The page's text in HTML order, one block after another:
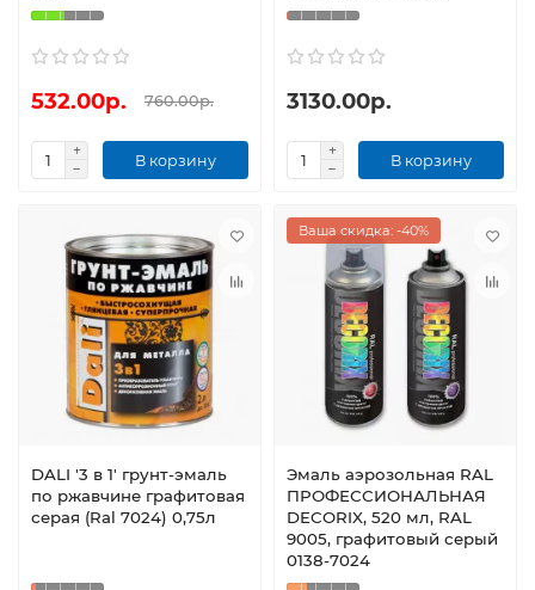
532.00р. 760.00р.
В корзину
3130.00р.
В корзину
DALI '3 в 1' грунт-эмаль
по ржавчине графитовая
серая (Ral 7024) 0,75л
Ваша скидка: -40%
Эмаль аэрозольная RAL
ПРОФЕССИОНАЛЬНАЯ
DECORIX, 520 мл, RAL
9005, графитовый серый
0138-7024